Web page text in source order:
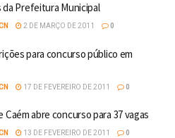
Prefeitura Municipal
2 DE MARÇO DE 2011 0
para concurso público em
17 DE FEVEREIRO DE 2011 0
abre concurso para 37 vagas
13 DE FEVEREIRO DE 2011 0